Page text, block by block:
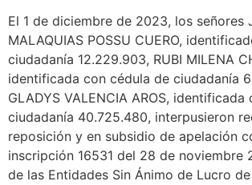
El 1 de diciembre de 2023, los señores
MALAQUIAS POSSU CUERO,
ciudadanía 12.229.903, RUBI MILENA
identificada con cédula de ciudadanía
GLADYS VALENCIA AROS,
ciudadanía 40.725.480, interpusieron
reposición y en subsidio de apelación
inscripción 16531 del 28 de noviembre
de las Entidades Sin Ánimo de Lucro